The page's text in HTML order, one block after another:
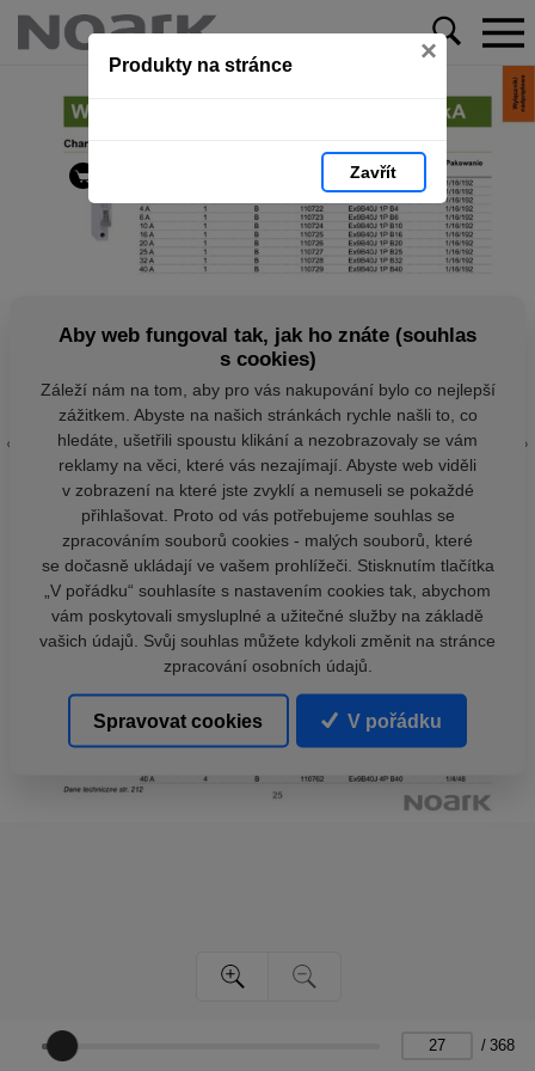
Produkty na stránce ×
Zavřít
/ 368
Aby web fungoval tak, jak ho znáte (souhlas
s cookies)
Záleží nám na tom, aby pro vás nakupování bylo co nejlepší
zážitkem. Abyste na našich stránkách rychle našli to, co
hledáte, ušetřili spoustu klikání a nezobrazovaly se vám
reklamy na věci, které vás nezajímají. Abyste web viděli
v zobrazení na které jste zvyklí a nemuseli se pokaždé
přihlašovat. Proto od vás potřebujeme souhlas se
zpracováním souborů cookies - malých souborů, které
se dočasně ukládají ve vašem prohlížeči. Stisknutím tlačítka
„V pořádku“ souhlasíte s nastavením cookies tak, abychom
vám poskytovali smysluplné a užitečné služby na základě
vašich údajů. Svůj souhlas můžete kdykoli změnit na stránce
zpracování osobních údajů.
Spravovat cookies V pořádku